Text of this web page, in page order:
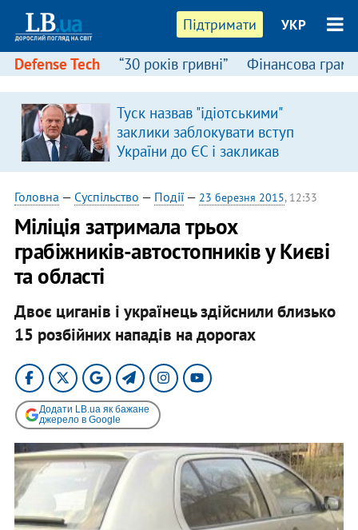
Підтримати УКР
Defense Tech “30 років гривні” Фінансова
Туск назвав "ідіотськими"
заклики заблокувати вступ
України до ЄС і закликав
припинити антиукраїнську
риторику
Головна — Суспільство — Події— 23 березня 2015, 12:33
Міліція затримала трьох
грабіжників-автостопників у Києві
та області
Двоє циганів і українець здійснили близько
15 розбійних нападів на дорогах
Додати LB.ua як бажане
джерело в Google